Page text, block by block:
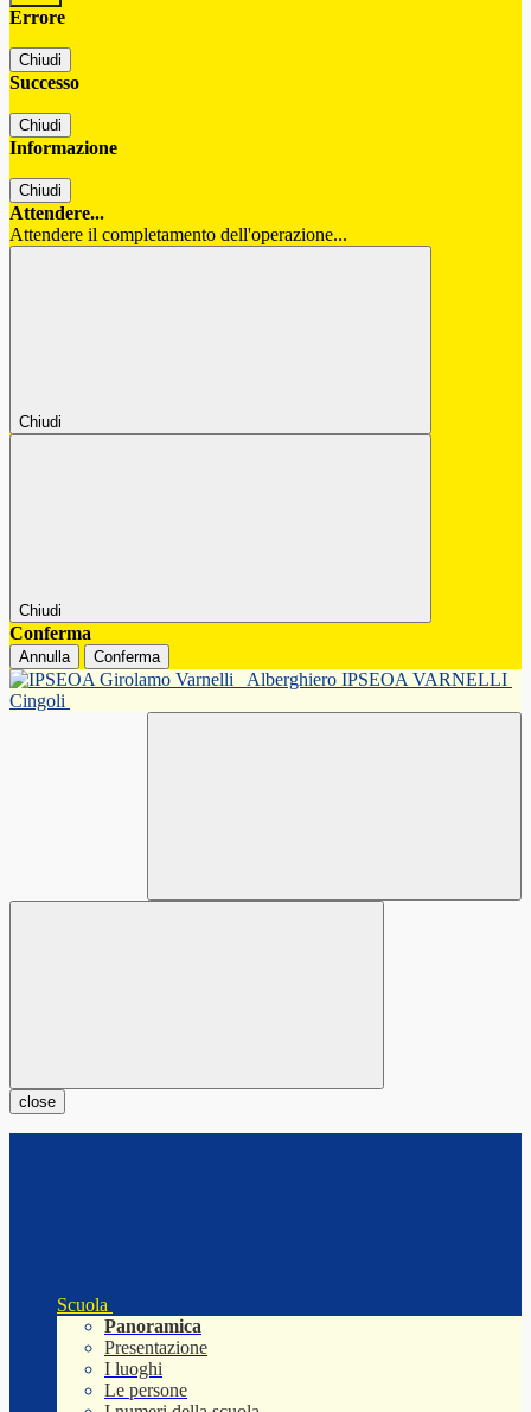
Errore
Chiudi
Successo
Chiudi
Informazione
Chiudi
Attendere...
Attendere il completamento dell'operazione...
Chiudi
Chiudi
Conferma
Annulla Conferma
Alberghiero IPSEOA VARNELLI
Cingoli
close
Scuola
Panoramica
Presentazione
I luoghi
Le persone